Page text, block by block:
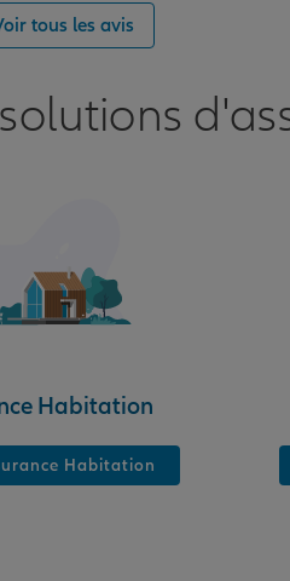
tous les avis
Habitation
Habitation